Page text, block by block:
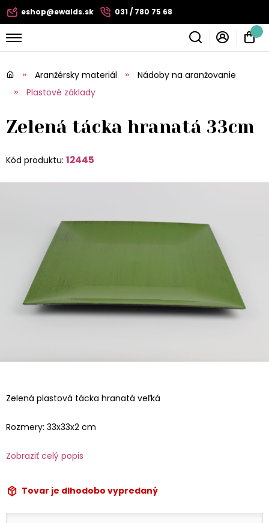
eshop@ewalds.sk 031 / 780 75 68
Aranžérsky materiál
Nádoby na aranžovanie
Plastové základy
Zelená tácka hranatá 33cm
Kód produktu: 12445
Zelená plastová tácka hranatá veľká
Rozmery: 33x33x2 cm
Zobraziť celý popis
Tovar je dlhodobo vypredaný